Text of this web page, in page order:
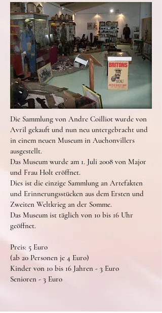
Die Sammlung von Andre Coilliot wurde von
Avril gekauft und nun neu untergebracht und
in einem neuen Museum in Auchonvillers
ausgestellt.
Das Museum wurde am 1. Juli 2008 von Major
und Frau Holt eröffnet.
Dies ist die einzige Sammlung an Artefakten
und Erinnerungsstücken aus dem Ersten und
Zweiten Weltkrieg an der Somme.
Das Museum ist täglich von 10 bis 16 Uhr
geöffnet.
Preis: 5 Euro
(ab 20 Personen je 4 Euro)
Kinder von 10 bis 16 Jahren - 3 Euro
Senioren - 3 Euro